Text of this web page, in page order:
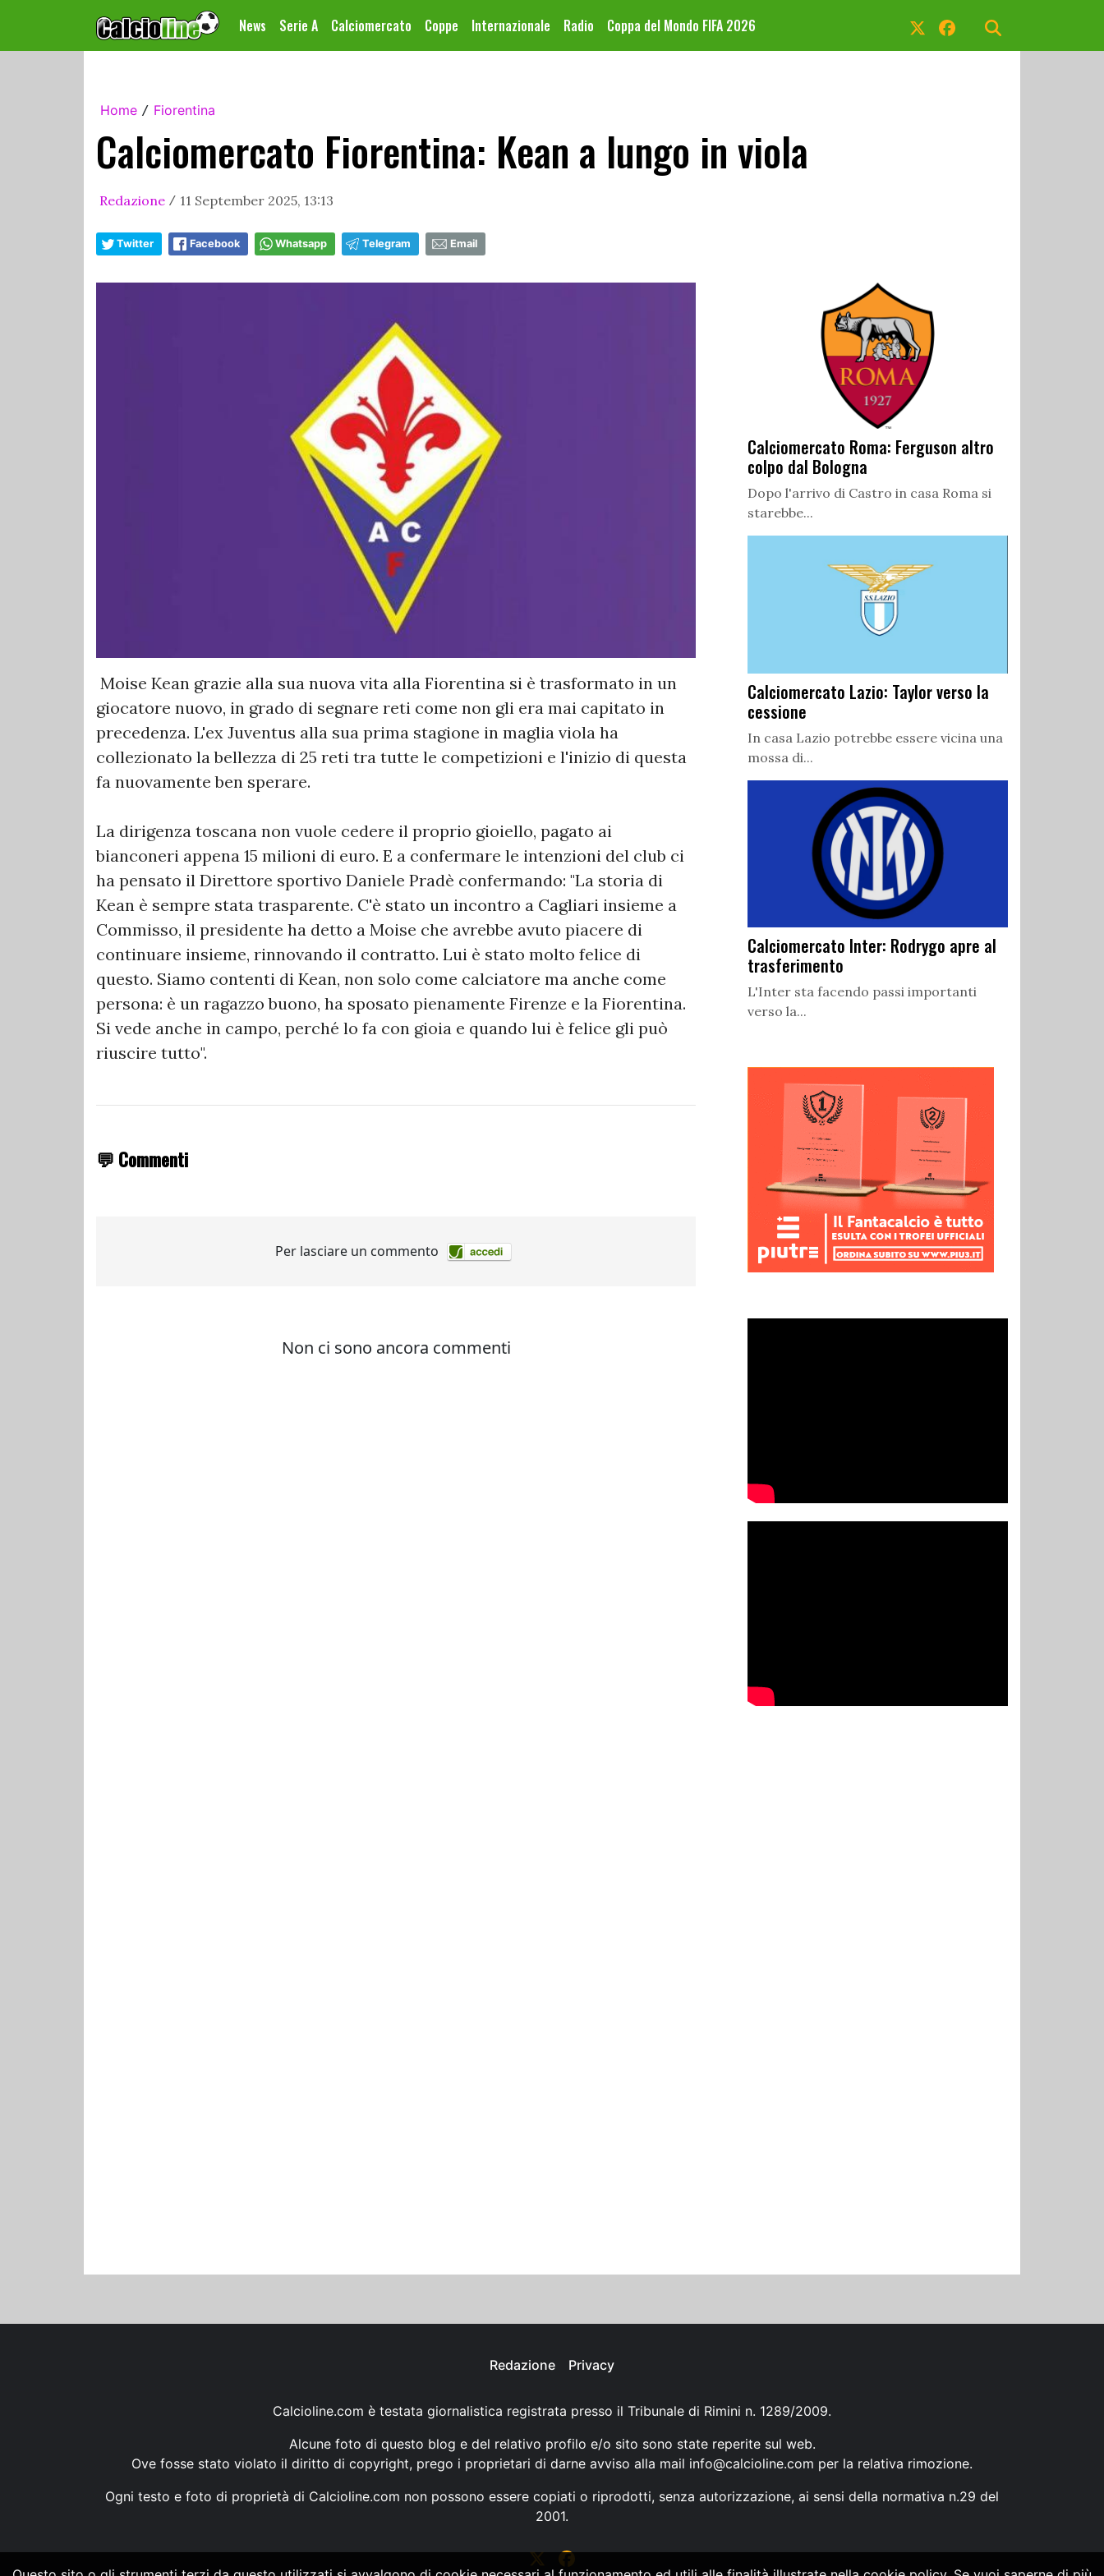
News Serie A Calciomercato Coppe Internazionale Radio Coppa del Mondo FIFA 2026
Home / Fiorentina
Calciomercato Fiorentina: Kean a lungo in viola
Redazione / 11 September 2025, 13:13
Twitter Facebook Whatsapp Telegram Email
Moise Kean grazie alla sua nuova vita alla Fiorentina si è trasformato in un
giocatore nuovo, in grado di segnare reti come non gli era mai capitato in
precedenza. L'ex Juventus alla sua prima stagione in maglia viola ha
collezionato la bellezza di 25 reti tra tutte le competizioni e l'inizio di questa
fa nuovamente ben sperare.
La dirigenza toscana non vuole cedere il proprio gioiello, pagato ai
bianconeri appena 15 milioni di euro. E a confermare le intenzioni del club ci
ha pensato il Direttore sportivo Daniele Pradè confermando: "La storia di
Kean è sempre stata trasparente. C'è stato un incontro a Cagliari insieme a
Commisso, il presidente ha detto a Moise che avrebbe avuto piacere di
continuare insieme, rinnovando il contratto. Lui è stato molto felice di
questo. Siamo contenti di Kean, non solo come calciatore ma anche come
persona: è un ragazzo buono, ha sposato pienamente Firenze e la Fiorentina.
Si vede anche in campo, perché lo fa con gioia e quando lui è felice gli può
riuscire tutto".
💬 Commenti
Calciomercato Roma: Ferguson altro
colpo dal Bologna
Dopo l'arrivo di Castro in casa Roma si
starebbe...
Calciomercato Lazio: Taylor verso la
cessione
In casa Lazio potrebbe essere vicina una
mossa di...
Calciomercato Inter: Rodrygo apre al
trasferimento
L'Inter sta facendo passi importanti
verso la...
Redazione Privacy
Calcioline.com è testata giornalistica registrata presso il Tribunale di Rimini n. 1289/2009.
Alcune foto di questo blog e del relativo profilo e/o sito sono state reperite sul web.
Ove fosse stato violato il diritto di copyright, prego i proprietari di darne avviso alla mail info@calcioline.com per la relativa rimozione.
Ogni testo e foto di proprietà di Calcioline.com non possono essere copiati o riprodotti, senza autorizzazione, ai sensi della normativa n.29 del
2001.